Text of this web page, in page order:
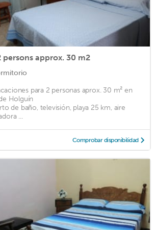
approx. 30 m2
para 2 personas aprox. 30 m² en
Holguín
de baño, televisión, playa 25 km, aire
...
Comprobar disponibilidad